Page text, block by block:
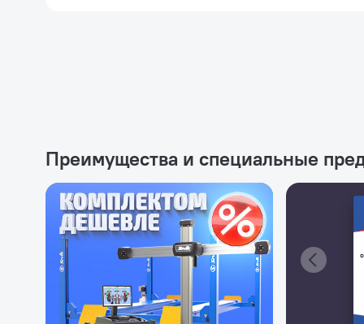
Преимущества и специальные